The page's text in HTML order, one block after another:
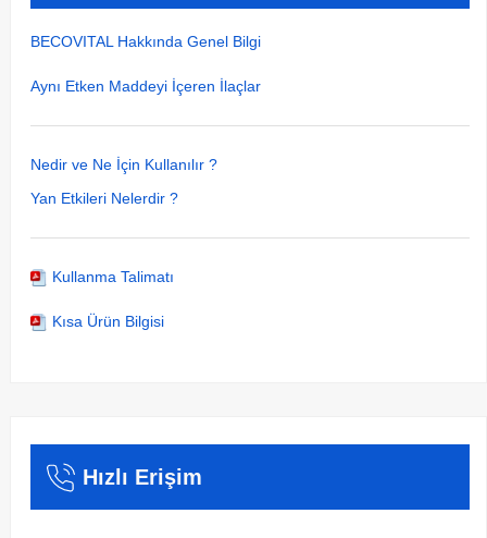
BECOVITAL Hakkında Genel Bilgi
Aynı Etken Maddeyi İçeren İlaçlar
Nedir ve Ne İçin Kullanılır ?
Yan Etkileri Nelerdir ?
Kullanma Talimatı
Kısa Ürün Bilgisi
Hızlı Erişim